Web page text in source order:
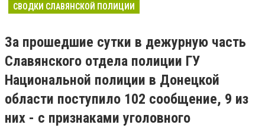
СВОДКИ СЛАВЯНСКОЙ ПОЛИЦИИ
За прошедшие сутки в дежурную часть
Славянского отдела полиции ГУ
Национальной полиции в Донецкой
области поступило 102 сообщение, 9 из
них - с признаками уголовного